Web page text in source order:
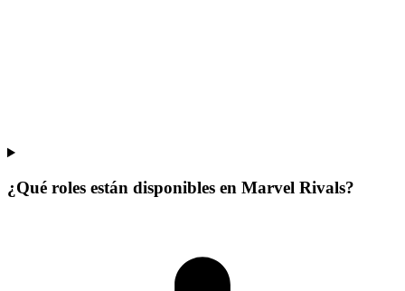
¿Qué roles están disponibles en Marvel Rivals?